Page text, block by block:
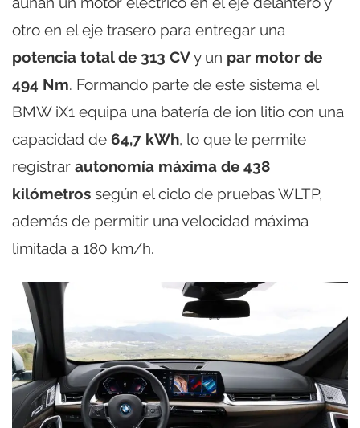
otro en el eje trasero para entregar una
potencia total de 313 CVy un par motor de
494 Nm. Formando parte de este sistema el
BMW iX1 equipa una batería de ion litio con una
capacidad de 64,7 kWh, lo que le permite
registrar autonomía máxima de 438
kilómetros según el ciclo de pruebas WLTP,
además de permitir una velocidad máxima
limitada a 180 km/h.